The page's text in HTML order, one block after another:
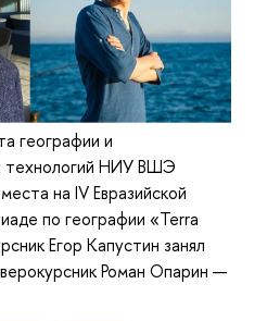
географии и
технологий НИУ ВШЭ
на IV Евразийской
по географии «Terra
Егор Капустин занял
Роман Опарин —